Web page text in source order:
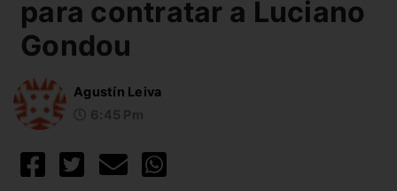
para contratar a Luciano
Gondou
Agustín Leiva